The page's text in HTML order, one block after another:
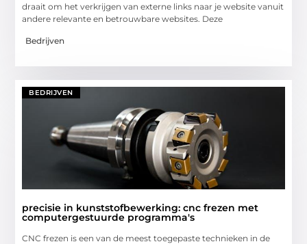
draait om het verkrijgen van externe links naar je website vanuit
andere relevante en betrouwbare websites. Deze
Bedrijven
BEDRIJVEN
precisie in kunststofbewerking: cnc frezen met
computergestuurde programma's
CNC frezen is een van de meest toegepaste technieken in de